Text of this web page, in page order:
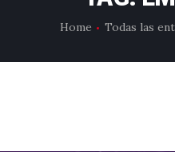
Home Todas las